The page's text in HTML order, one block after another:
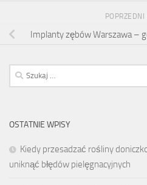
POPRZEDNI
Implanty zębów Warszawa –
Szukaj:
OSTATNIE WPISY
Kiedy przesadzać rośliny
uniknąć błędów pielęgnacyjnych